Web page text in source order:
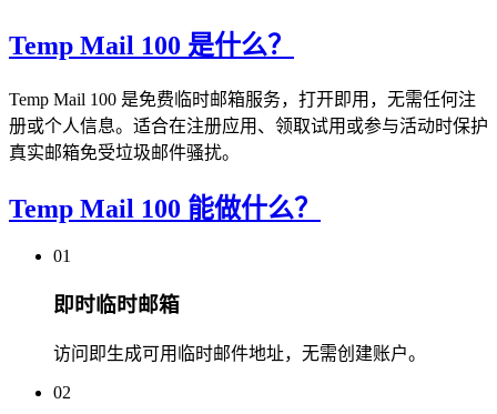
Temp Mail 100 是什么？
Temp Mail 100 是免费临时邮箱服务，打开即用，无需任何注
册或个人信息。适合在注册应用、领取试用或参与活动时保护
真实邮箱免受垃圾邮件骚扰。
Temp Mail 100 能做什么？
01
即时临时邮箱
访问即生成可用临时邮件地址，无需创建账户。
02